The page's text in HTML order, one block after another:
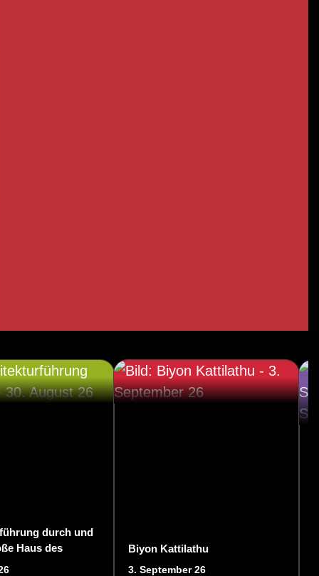
durch und
Haus des
Cottbus
Biyon Kattilathu
3. September 26